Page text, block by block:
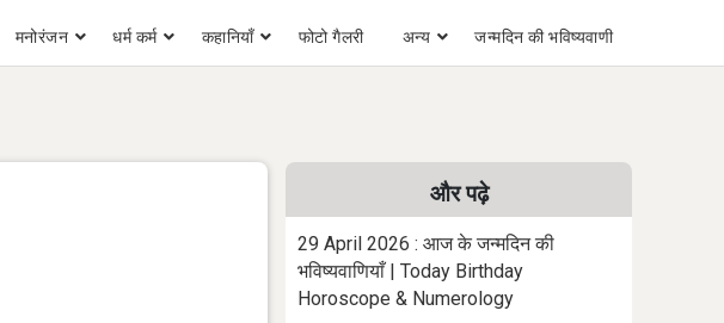
मनोरंजन धर्म कर्म कहानियाँ फोटो गैलरी अन्य जन्मदिन की भविष्यवाणी
और पढ़े
29 April 2026 : आज के जन्मदिन की
भविष्यवाणियाँ | Today Birthday
Horoscope & Numerology